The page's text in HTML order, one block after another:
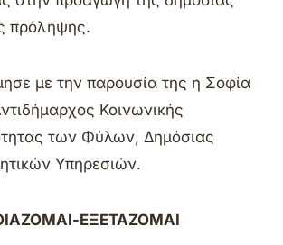
πρόληψης.
με την παρουσία της η Σοφία
Κοινωνικής
των Φύλων, Δημόσιας
Υπηρεσιών.
ΕΞΕΤΑΖΟΜΑΙ